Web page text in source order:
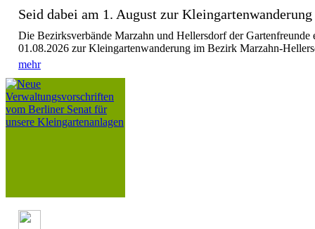
Seid dabei am 1. August zur
Die Bezirksverbände Marzahn und Hellersdorf der Gartenfreunde
01.08.2026 zur Kleingartenwanderung im Bezirk Marzahn-
mehr